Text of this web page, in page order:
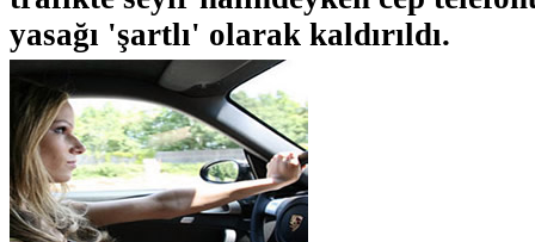
yasağı 'şartlı' olarak kaldırıldı.